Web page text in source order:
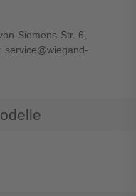
Siemens-Str. 6,
service@wiegand-